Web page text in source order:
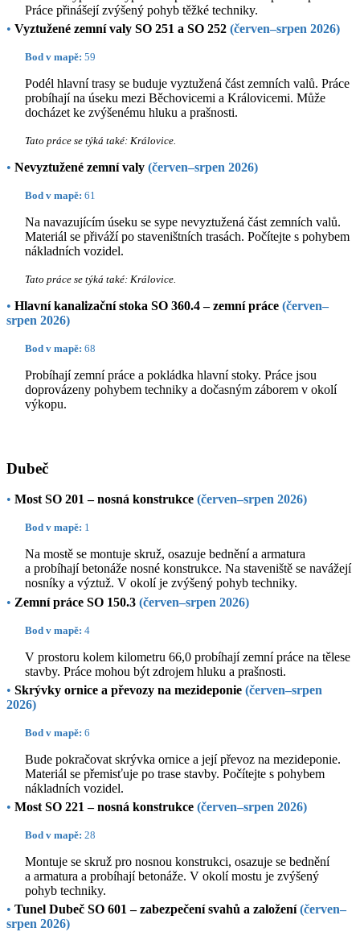
Práce přinášejí zvýšený pohyb těžké techniky.
• Vyztužené zemní valy SO 251 a SO 252 (červen–srpen 2026)
Bod v mapě: 59
Podél hlavní trasy se buduje vyztužená část zemních valů. Práce
probíhají na úseku mezi Běchovicemi a Královicemi. Může
docházet ke zvýšenému hluku a prašnosti.
Tato práce se týká také: Královice.
• Nevyztužené zemní valy (červen–srpen 2026)
Bod v mapě: 61
Na navazujícím úseku se sype nevyztužená část zemních valů.
Materiál se přiváží po staveništních trasách. Počítejte s pohybem
nákladních vozidel.
Tato práce se týká také: Královice.
• Hlavní kanalizační stoka SO 360.4 – zemní práce (červen–
srpen 2026)
Bod v mapě: 68
Probíhají zemní práce a pokládka hlavní stoky. Práce jsou
doprovázeny pohybem techniky a dočasným záborem v okolí
výkopu.
Dubeč
• Most SO 201 – nosná konstrukce (červen–srpen 2026)
Bod v mapě: 1
Na mostě se montuje skruž, osazuje bednění a armatura
a probíhají betonáže nosné konstrukce. Na staveniště se navážejí
nosníky a výztuž. V okolí je zvýšený pohyb techniky.
• Zemní práce SO 150.3 (červen–srpen 2026)
Bod v mapě: 4
V prostoru kolem kilometru 66,0 probíhají zemní práce na tělese
stavby. Práce mohou být zdrojem hluku a prašnosti.
• Skrývky ornice a převozy na mezideponie (červen–srpen
2026)
Bod v mapě: 6
Bude pokračovat skrývka ornice a její převoz na mezideponie.
Materiál se přemisťuje po trase stavby. Počítejte s pohybem
nákladních vozidel.
• Most SO 221 – nosná konstrukce (červen–srpen 2026)
Bod v mapě: 28
Montuje se skruž pro nosnou konstrukci, osazuje se bednění
a armatura a probíhají betonáže. V okolí mostu je zvýšený
pohyb techniky.
• Tunel Dubeč SO 601 – zabezpečení svahů a založení(červen–
srpen 2026)